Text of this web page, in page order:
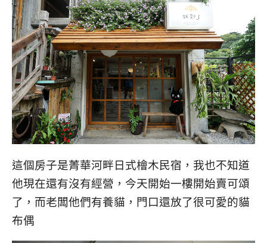
這個房子是菁華河畔日式檜木民宿，我也不知道
他現在還有沒有經營，今天開始一樓開始賣可頌
了，而老闆他們有養貓，門口還放了很可愛的貓
布偶